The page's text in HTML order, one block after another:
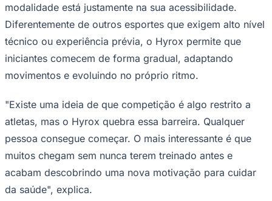
Copa América
Champions League
La Liga
Bundesliga
Mundial 2026
modalidade está justamente na sua acessibilidade.
Diferentemente de outros esportes que exigem alto nível
técnico ou experiência prévia, o Hyrox permite que
iniciantes comecem de forma gradual, adaptando
movimentos e evoluindo no próprio ritmo.
"Existe uma ideia de que competição é algo restrito a
atletas, mas o Hyrox quebra essa barreira. Qualquer
pessoa consegue começar. O mais interessante é que
muitos chegam sem nunca terem treinado antes e
acabam descobrindo uma nova motivação para cuidar
da saúde", explica.